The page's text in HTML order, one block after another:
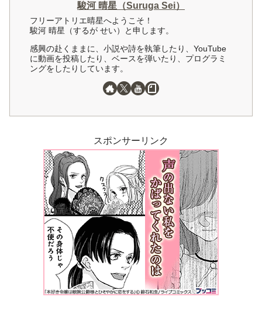
駿河 晴星（Suruga Sei）
フリーアトリエ晴星へようこそ！
駿河 晴星（するが せい）と申します。
感興の赴くままに、小説や詩を執筆したり、YouTube
に動画を投稿したり、ベースを弾いたり、プログラミ
ングをしたりしています。
スポンサーリンク